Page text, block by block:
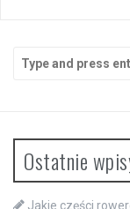
Search
for:
Ostatnie
Jakie części